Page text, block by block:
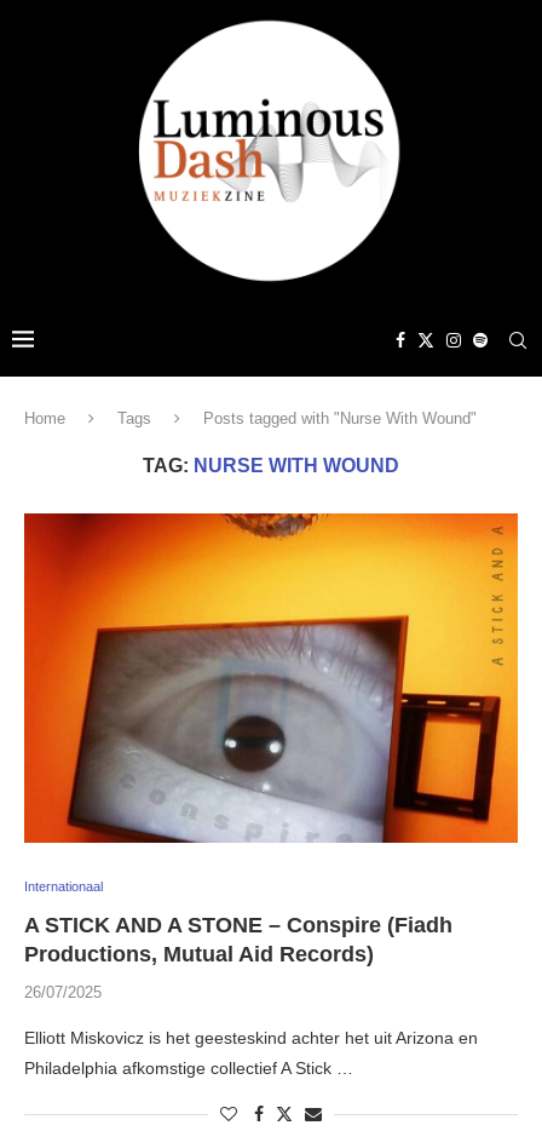
Home Tags Posts tagged with "Nurse With Wound"
TAG: NURSE WITH WOUND
Internationaal
A STICK AND A STONE – Conspire (Fiadh
Productions, Mutual Aid Records)
26/07/2025
Elliott Miskovicz is het geesteskind achter het uit Arizona en
Philadelphia afkomstige collectief A Stick …